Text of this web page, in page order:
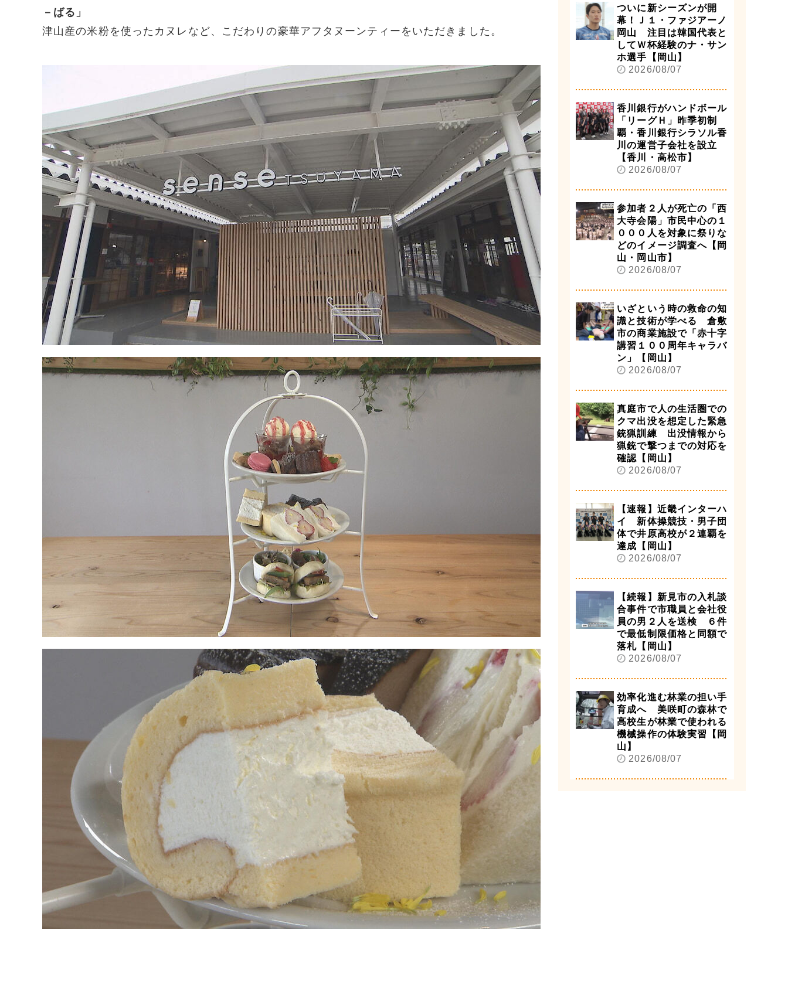
－ばる」
津山産の米粉を使ったカヌレなど、こだわりの豪華アフタヌーンティーをいただきました。
ついに新シーズンが開
幕！Ｊ１・ファジアーノ
岡山 注目は韓国代表と
してＷ杯経験のナ・サン
ホ選手【岡山】
2026/08/07
香川銀行がハンドボール
「リーグＨ」昨季初制
覇・香川銀行シラソル香
川の運営子会社を設立
【香川・高松市】
2026/08/07
参加者２人が死亡の「西
大寺会陽」市民中心の１
０００人を対象に祭りな
どのイメージ調査へ【岡
山・岡山市】
2026/08/07
いざという時の救命の知
識と技術が学べる 倉敷
市の商業施設で「赤十字
講習１００周年キャラバ
ン」【岡山】
2026/08/07
真庭市で人の生活圏での
クマ出没を想定した緊急
銃猟訓練 出没情報から
猟銃で撃つまでの対応を
確認【岡山】
2026/08/07
【速報】近畿インターハ
イ 新体操競技・男子団
体で井原高校が２連覇を
達成【岡山】
2026/08/07
【続報】新見市の入札談
合事件で市職員と会社役
員の男２人を送検 ６件
で最低制限価格と同額で
落札【岡山】
2026/08/07
効率化進む林業の担い手
育成へ 美咲町の森林で
高校生が林業で使われる
機械操作の体験実習【岡
山】
2026/08/07